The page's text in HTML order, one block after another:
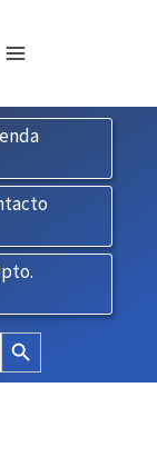
Tlf.
Botón de búsqueda